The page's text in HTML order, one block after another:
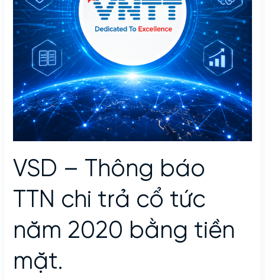
VSD – Thông báo
TTN chi trả cổ tức
năm 2020 bằng tiền
mặt.